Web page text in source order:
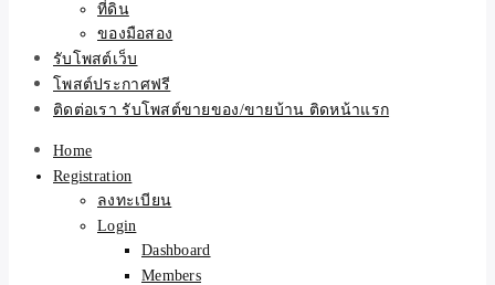
ที่ดิน
ของมือสอง
รับโพสต์เว็บ
โพสต์ประกาศฟรี
ติดต่อเรา รับโพสต์ขายของ/ขายบ้าน ติดหน้าแรก
Home
Registration
ลงทะเบียน
Login
Dashboard
Members